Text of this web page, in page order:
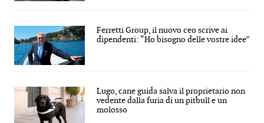
Ferretti Group, il nuovo ceo scrive ai
dipendenti: “Ho bisogno delle vostre idee”
Lugo, cane guida salva il proprietario non
vedente dalla furia di un pitbull e un
molosso